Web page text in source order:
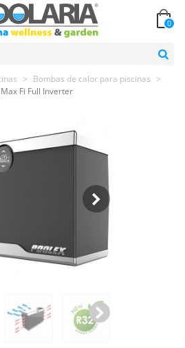
0
> Bombas de calor para piscinas >
Fi Full Inverter